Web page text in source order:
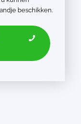
beschikken.